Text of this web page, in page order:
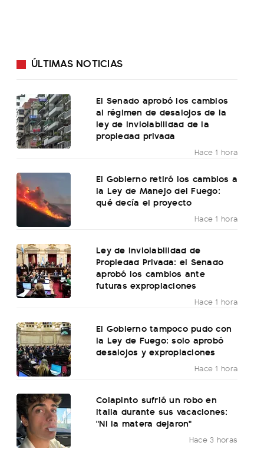
ÚLTIMAS NOTICIAS
El Senado aprobó los cambios
al régimen de desalojos de la
ley de inviolabilidad de la
propiedad privada
Hace 1 hora
El Gobierno retiró los cambios a
la Ley de Manejo del Fuego:
qué decía el proyecto
Hace 1 hora
Ley de Inviolabilidad de
Propiedad Privada: el Senado
aprobó los cambios ante
futuras expropiaciones
Hace 1 hora
El Gobierno tampoco pudo con
la Ley de Fuego: solo aprobó
desalojos y expropiaciones
Hace 1 hora
Colapinto sufrió un robo en
Italia durante sus vacaciones:
"Ni la matera dejaron"
Hace 3 horas